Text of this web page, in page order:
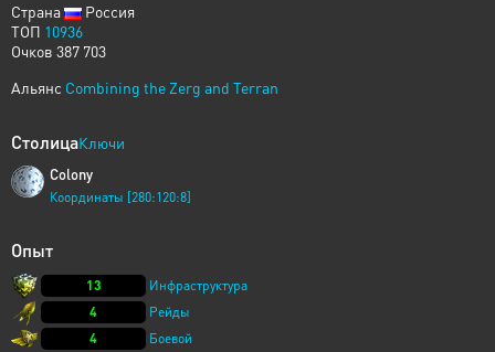
Страна
Россия
ТОП 10936
Очков 387 703
Альянс Combining the Zerg and Terran
СтолицаКлючи
Colony
Координаты [280:120:8]
Опыт
13
Инфраструктура
4
Рейды
4
Боевой